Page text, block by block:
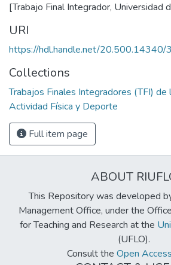
[Trabajo Final Integrador, Universidad
URI
https://hdl.handle.net/20.500.14340/
Collections
Trabajos Finales Integradores (TFI) de
Actividad Física y Deporte
Full item page
ABOUT
This Repository was developed
Management Office, under the
for Teaching and Research at the
(UFLO).
Consult the Open